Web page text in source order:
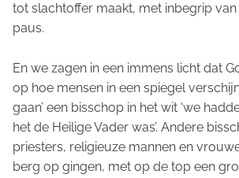
tot slachtoffer maakt, met inbegrip
paus.
En we zagen in een immens licht dat
op hoe mensen in een spiegel
gaan’ een bisschop in het wit ‘we
het de Heilige Vader was’. Andere
priesters, religieuze mannen en
berg op gingen, met op de top een